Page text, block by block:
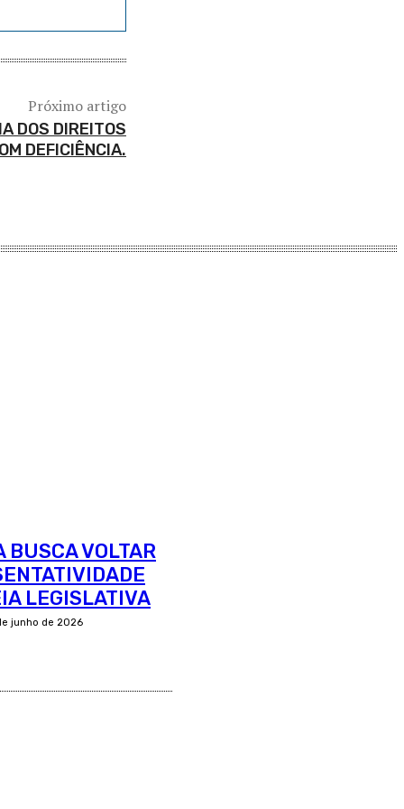
Próximo artigo
DOS DIREITOS
DEFICIÊNCIA.
BUSCA VOLTAR
LEGISLATIVA
junho de 2026